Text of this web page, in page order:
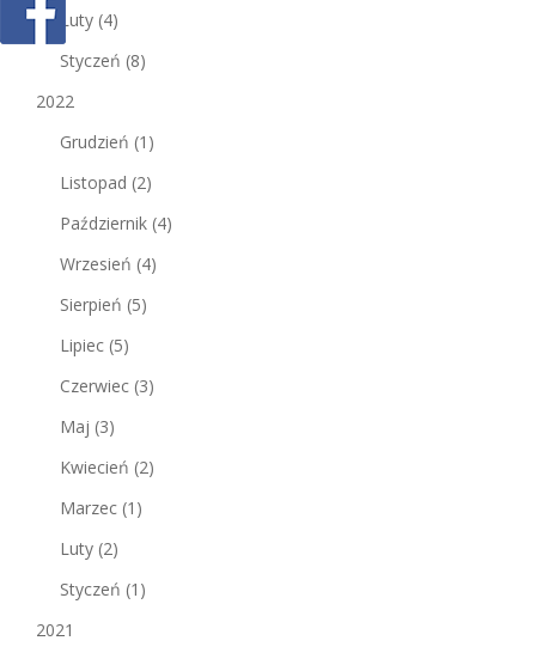
Luty (4)
Styczeń (8)
2022
Grudzień (1)
Listopad (2)
Październik (4)
Wrzesień (4)
Sierpień (5)
Lipiec (5)
Czerwiec (3)
Maj (3)
Kwiecień (2)
Marzec (1)
Luty (2)
Styczeń (1)
2021